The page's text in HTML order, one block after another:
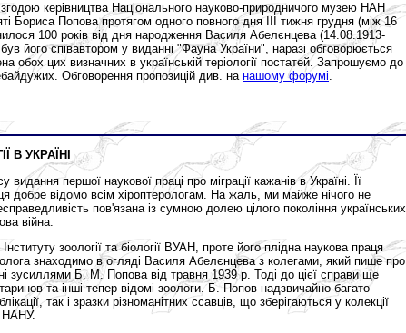
згодою керівництва Національного науково-природничого музею НАН
Бориса Попова протягом одного повного дня ІІІ тижня грудня (між 16
100 років від дня народження Василя Абелєнцева (14.08.1913-
його співавтором у виданні "Фауна України", наразі обговорюється
обох цих визначних в українській теріології постатей. Запрошуємо до
Обговорення пропозицій див. на нашому форумі.
УКРАЇНІ
першої наукової праці про міграції кажанів в Україні. Її
добре відомо всім хіроптерологам. На жаль, ми майже нічого не
пов'язана із сумною долею цілого покоління українських
війна.
зоології та біології ВУАН, проте його плідна наукова праця
знаходимо в огляді Василя Абелєнцева з колегами, який пише про
зусиллями Б. М. Попова від травня 1939 р. Тоді до цієї справи ще
та інші тепер відомі зоологи. Б. Попов надзвичайно багато
так і зразки різноманітних ссавців, що зберігаються у колекції
НАНУ.